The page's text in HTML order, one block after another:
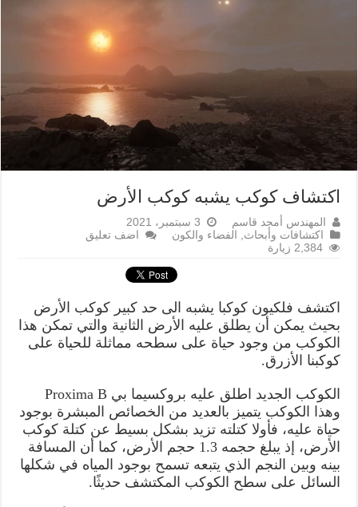
اكتشاف كوكب يشبه كوكب الأرض
المهندس أمجد قاسم
3 سبتمبر، 2021
اكتشافات وأبحاث, الفضاء والكون
اضف تعليق
2,384 زيارة
اكتشف فلكيون كوكبا يشبه الى حد كبير كوكب الأرض
بحيث يمكن أن يطلق عليه الأرض الثانية والتي تمكن هذا
الكوكب من وجود حياة على سطحه مماثلة للحياة على
كوكبنا الأزرق.
الكوكب الجديد اطلق عليه بروكسيما بي Proxima B
وهذا الكوكب يتميز بالعديد من الخصائص المبشرة بوجود
حياة عليه، فأولا كتلته تزيد بشكل بسيط عن كتلة كوكب
الأرض، إذ يبلغ حجمه 1.3 حجم الأرض، كما أن المسافة
بينه وبين النجم الذي يتبعه تسمح بوجود المياه في شكلها
السائل على سطح الكوكب المكتشف حديثًا.